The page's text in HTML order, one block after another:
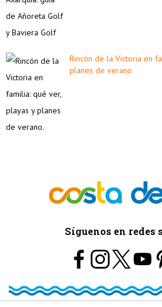
Rincón de la Victoria en
planes de verano
Síguenos en redes